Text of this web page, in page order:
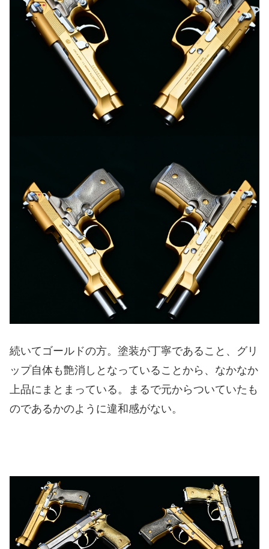
続いてゴールドの方。塗装が丁寧であること、グリ
ップ自体も艶消しとなっていることから、なかなか
上品にまとまっている。まるで元からついていたも
のであるかのように違和感がない。